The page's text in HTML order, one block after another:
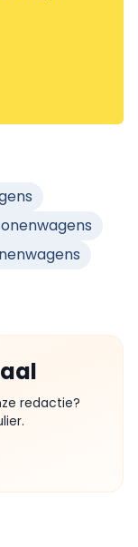
redactie?